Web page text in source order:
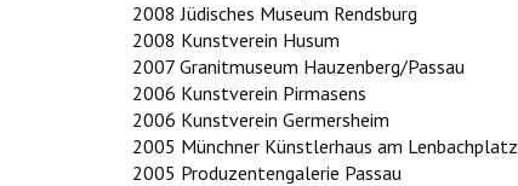
2008 Jüdisches Museum Rendsburg
2008 Kunstverein Husum
2007 Granitmuseum Hauzenberg/Passau
2006 Kunstverein Pirmasens
2006 Kunstverein Germersheim
2005 Münchner Künstlerhaus am Lenbachplatz
2005 Produzentengalerie Passau